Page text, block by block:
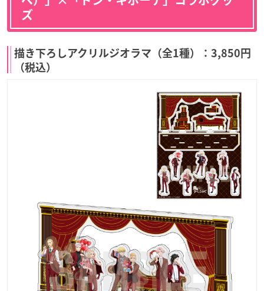
ズ
描き下ろしアクリルジオラマ（全1種）：3,850円
（税込）